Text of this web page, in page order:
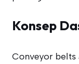
Konsep
Conveyor belts